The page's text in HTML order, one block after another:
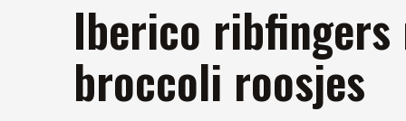
Iberico ribfingers
broccoli roosjes